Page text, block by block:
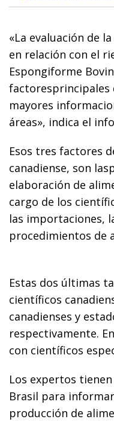
«La evaluación de
en relación con el
Espongiforme
factoresprincipales
mayores
áreas», indica el
Esos tres factores
canadiense, son
elaboración de
cargo de los
las importaciones,
procedimientos de
Estas dos últimas
científicos
canadienses y
respectivamente.
con científicos
Los expertos
Brasil para
producción de